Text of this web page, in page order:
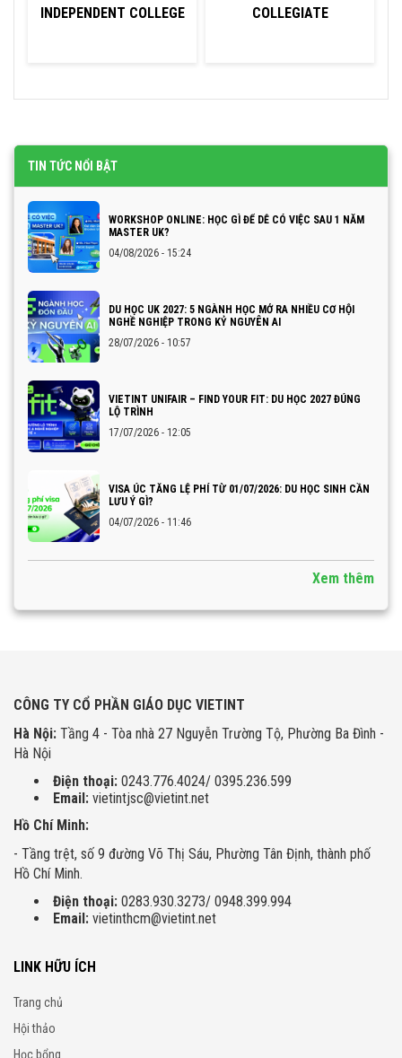
INDEPENDENT COLLEGE
COLLEGIATE
TIN TỨC NỔI BẬT
WORKSHOP ONLINE: HỌC GÌ ĐỂ DỄ CÓ VIỆC SAU 1 NĂM
MASTER UK?
04/08/2026 - 15:24
DU HỌC UK 2027: 5 NGÀNH HỌC MỞ RA NHIỀU CƠ HỘI
NGHỀ NGHIỆP TRONG KỶ NGUYÊN AI
28/07/2026 - 10:57
VIETINT UNIFAIR – FIND YOUR FIT: DU HỌC 2027 ĐÚNG
LỘ TRÌNH
17/07/2026 - 12:05
VISA ÚC TĂNG LỆ PHÍ TỪ 01/07/2026: DU HỌC SINH CẦN
LƯU Ý GÌ?
04/07/2026 - 11:46
Xem thêm
CÔNG TY CỔ PHẦN GIÁO DỤC VIETINT
Hà Nội: Tầng 4 - Tòa nhà 27 Nguyễn Trường Tộ, Phường Ba Đình -
Hà Nội
Điện thoại: 0243.776.4024/ 0395.236.599
Email: vietintjsc@vietint.net
Hồ Chí Minh:
- Tầng trệt, số 9 đường Võ Thị Sáu, Phường Tân Định, thành phố
Hồ Chí Minh.
Điện thoại: 0283.930.3273/ 0948.399.994
Email: vietinthcm@vietint.net
LINK HỮU ÍCH
Trang chủ
Hội thảo
Học bổng